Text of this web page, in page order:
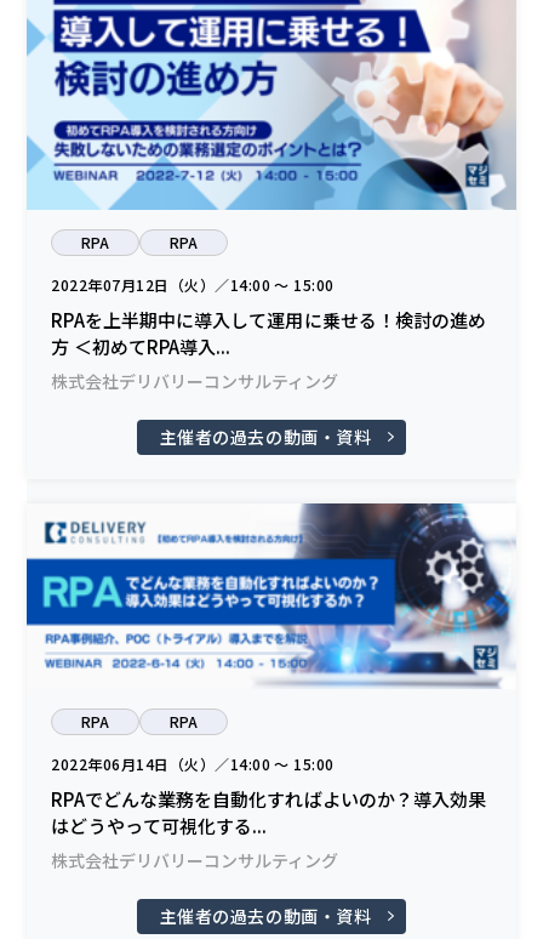
RPA RPA
2022年07月12日（火）／14:00 〜 15:00
RPAを上半期中に導入して運用に乗せる！検討の進め
方 ＜初めてRPA導入...
株式会社デリバリーコンサルティング
主催者の過去の動画・資料
RPA RPA
2022年06月14日（火）／14:00 〜 15:00
RPAでどんな業務を自動化すればよいのか？導入効果
はどうやって可視化する...
株式会社デリバリーコンサルティング
主催者の過去の動画・資料